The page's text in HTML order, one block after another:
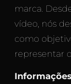
marca.
vídeo, nós
como
representar